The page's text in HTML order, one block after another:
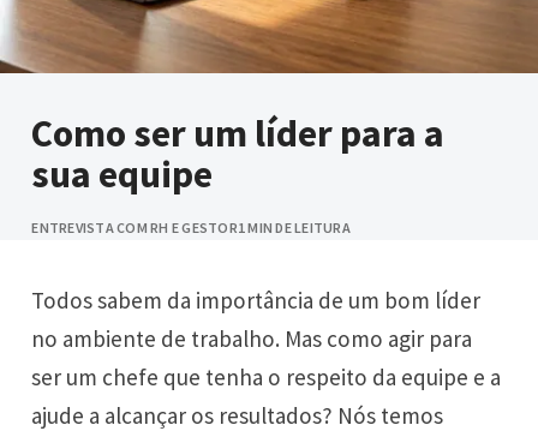
Como ser um líder para a
sua equipe
ENTREVISTA COM RH E GESTOR1 MIN DE LEITURA
Todos sabem da importância de um bom líder
no ambiente de trabalho. Mas como agir para
ser um chefe que tenha o respeito da equipe e a
ajude a alcançar os resultados? Nós temos